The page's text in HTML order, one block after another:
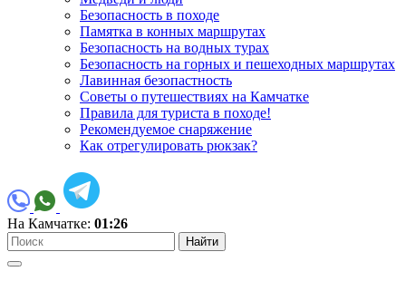
Безопасность в походе
Памятка в конных маршрутах
Безопасность на водных турах
Безопасность на горных и пешеходных маршрутах
Лавинная безопастность
Советы о путешествиях на Камчатке
Правила для туриста в походе!
Рекомендуемое снаряжение
Как отрегулировать рюкзак?
На Камчатке: 01:26
Найти